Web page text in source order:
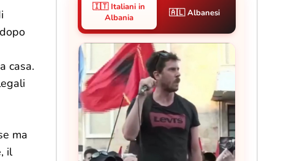
casa.
ma
il
🇮🇹 Italiani in
Albania
🇦🇱 Albanesi